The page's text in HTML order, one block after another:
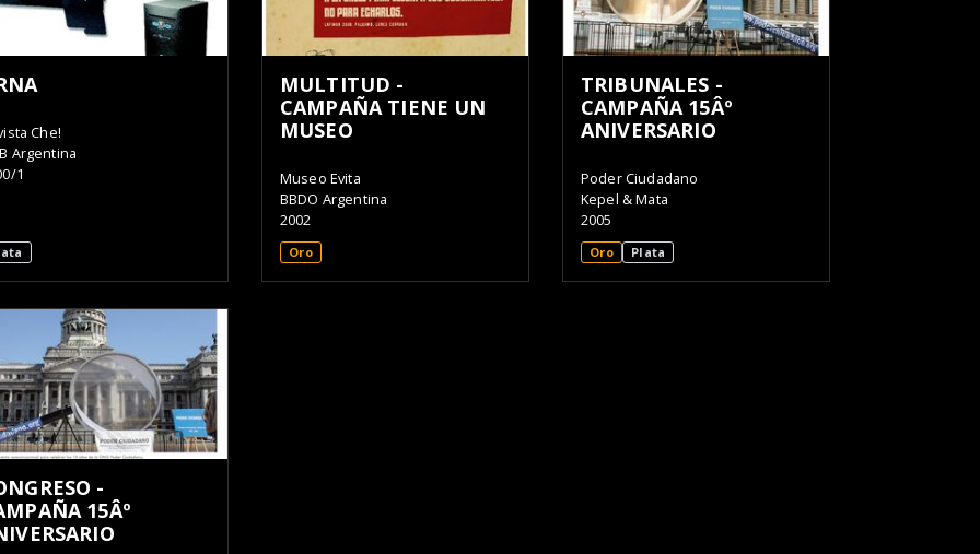
Che!
Argentina
1
MULTITUD -
CAMPAÑA TIENE UN
MUSEO
Museo Evita
BBDO Argentina
2002
Oro
TRIBUNALES -
CAMPAÑA 15Âº
ANIVERSARIO
Poder Ciudadano
Kepel & Mata
2005
Oro Plata
-
15Âº